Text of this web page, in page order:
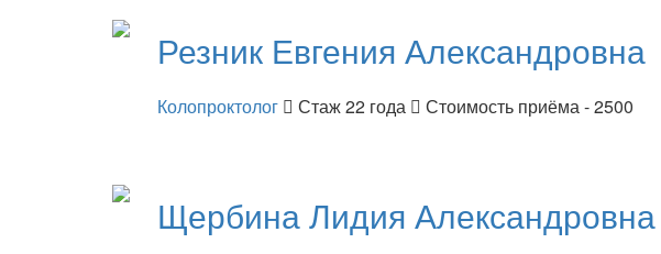
Резник Евгения Александровна
Колопроктолог Стаж 22 года Стоимость приёма - 2500
ЩербинаЛидия Александровна